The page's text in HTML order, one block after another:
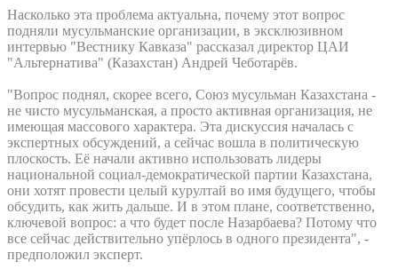
Насколько эта проблема актуальна, почему этот вопрос
подняли мусульманские организации, в эксклюзивном
интервью "Вестнику Кавказа" рассказал директор ЦАИ
"Альтернатива" (Казахстан) Андрей Чеботарёв.
"Вопрос поднял, скорее всего, Союз мусульман Казахстана -
не чисто мусульманская, а просто активная организация, не
имеющая массового характера. Эта дискуссия началась с
экспертных обсуждений, а сейчас вошла в политическую
плоскость. Её начали активно использовать лидеры
национальной социал-демократической партии Казахстана,
они хотят провести целый курултай во имя будущего, чтобы
обсудить, как жить дальше. И в этом плане, соответственно,
ключевой вопрос: а что будет после Назарбаева? Потому что
все сейчас действительно упёрлось в одного президента", -
предположил эксперт.